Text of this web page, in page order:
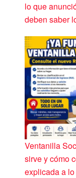
lo que
deben saber
Ventanilla
sirve y cómo
explicada a